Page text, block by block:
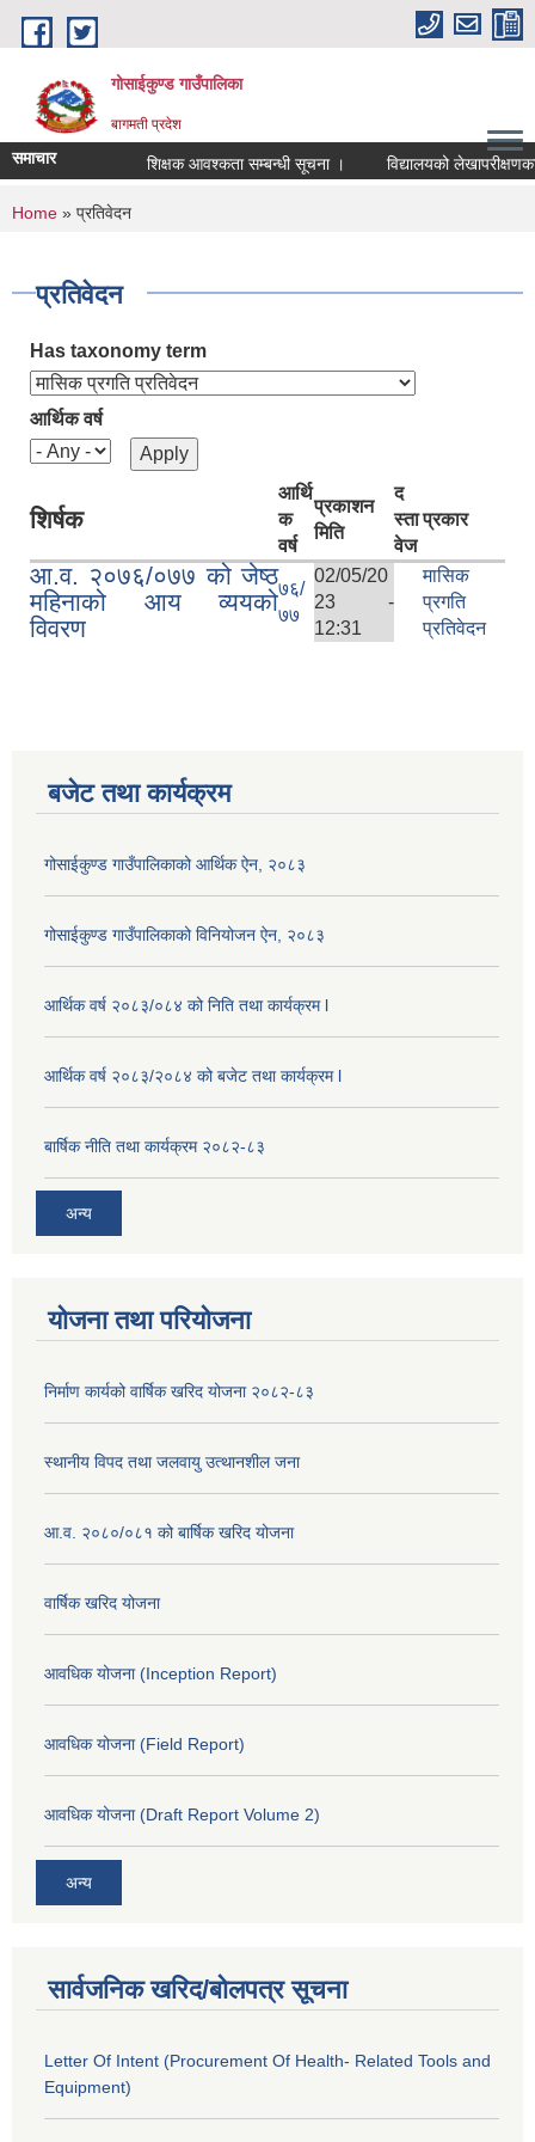
Skip to main content
गोसाईकुण्ड गाउँपालिका
बागमती प्रदेश
समाचार शिक्षक आवश्कता सम्बन्धी सूचना । विद्यालयको
You are here
Home » प्रतिवेदन
प्रतिवेदन
Has taxonomy term
आर्थिक वर्ष
शिर्षक
आर्थि
क
वर्ष
प्रकाशन
मिति
द
स्ता
वेज
प्रकार
आ.व. २०७६/०७७ को जेष्ठ
महिनाको आय व्ययको
विवरण
७६/
७७
02/05/20
23 -
12:31
मासिक
प्रगति
प्रतिवेदन
बजेट तथा कार्यक्रम
गोसाईकुण्ड गाउँपालिकाको आर्थिक ऐन, २०८३
गोसाईकुण्ड गाउँपालिकाको विनियोजन ऐन, २०८३
आर्थिक वर्ष २०८३/०८४ को निति तथा कार्यक्रम l
आर्थिक वर्ष २०८३/२०८४ को बजेट तथा कार्यक्रम l
बार्षिक नीति तथा कार्यक्रम २०८२-८३
अन्य
योजना तथा परियोजना
निर्माण कार्यको वार्षिक खरिद योजना २०८२-८३
स्थानीय विपद तथा जलवायु उत्थानशील जना
आ.व. २०८०/०८१ को बार्षिक खरिद योजना
वार्षिक खरिद योजना
आवधिक योजना (Inception Report)
आवधिक योजना (Field Report)
आवधिक योजना (Draft Report Volume 2)
अन्य
सार्वजनिक खरिद/बोलपत्र सूचना
Letter Of Intent (Procurement Of Health- Related Tools and
Equipment)